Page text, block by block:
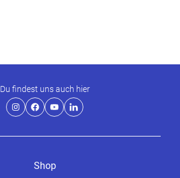
Du findest uns auch hier
Shop